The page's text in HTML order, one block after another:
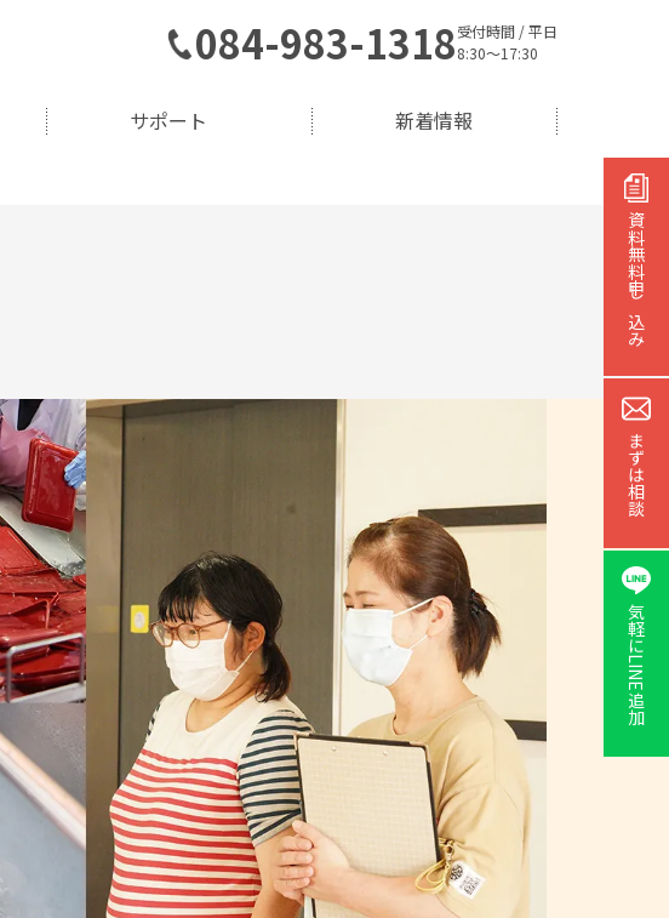
084-983-1318受付時間 / 平日
8:30～17:30
サポート 新着情報
資料無料
申し込み
まずは相談
気軽に
LINE追加